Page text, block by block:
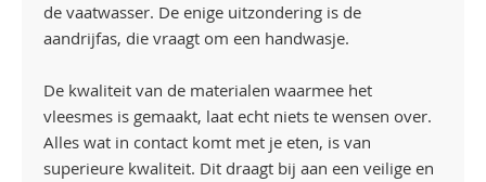
de vaatwasser. De enige uitzondering is de
aandrijfas, die vraagt om een handwasje.
De kwaliteit van de materialen waarmee het
vleesmes is gemaakt, laat echt niets te wensen over.
Alles wat in contact komt met je eten, is van
superieure kwaliteit. Dit draagt bij aan een veilige en